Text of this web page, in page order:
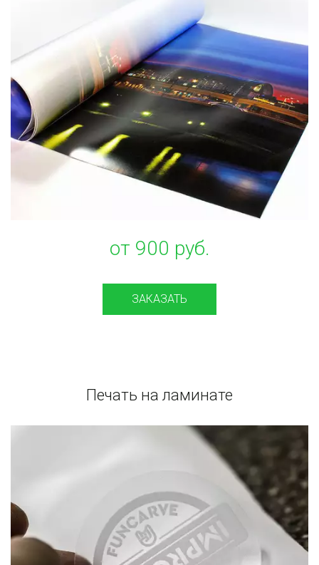
от 900 руб.
ЗАКАЗАТЬ
Печать на ламинате